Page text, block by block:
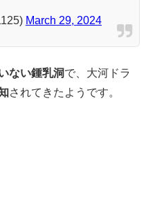
March 29, 2024
ない鍾乳洞で、大河ドラ
されてきたようです。